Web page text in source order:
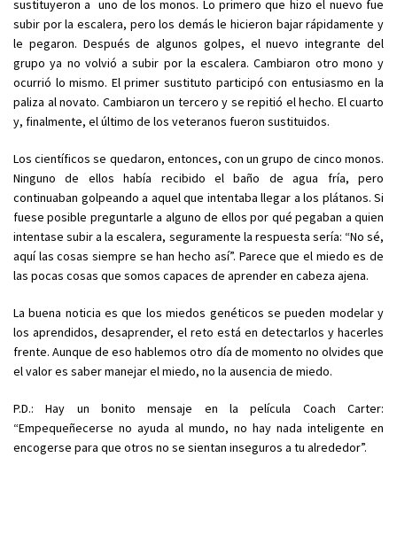
sustituyeron a uno de los monos. Lo primero que hizo el nuevo fue
subir por la escalera, pero los demás le hicieron bajar rápidamente y
le pegaron. Después de algunos golpes, el nuevo integrante del
grupo ya no volvió a subir por la escalera. Cambiaron otro mono y
ocurrió lo mismo. El primer sustituto participó con entusiasmo en la
paliza al novato. Cambiaron un tercero y se repitió el hecho. El cuarto
y, finalmente, el último de los veteranos fueron sustituidos.
Los científicos se quedaron, entonces, con un grupo de cinco monos.
Ninguno de ellos había recibido el baño de agua fría, pero
continuaban golpeando a aquel que intentaba llegar a los plátanos. Si
fuese posible preguntarle a alguno de ellos por qué pegaban a quien
intentase subir a la escalera, seguramente la respuesta sería: “No sé,
aquí las cosas siempre se han hecho así”. Parece que el miedo es de
las pocas cosas que somos capaces de aprender en cabeza ajena.
La buena noticia es que los miedos genéticos se pueden modelar y
los aprendidos, desaprender, el reto está en detectarlos y hacerles
frente. Aunque de eso hablemos otro día de momento no olvides que
el valor es saber manejar el miedo, no la ausencia de miedo.
P.D.: Hay un bonito mensaje en la película Coach Carter:
“Empequeñecerse no ayuda al mundo, no hay nada inteligente en
encogerse para que otros no se sientan inseguros a tu alrededor”.